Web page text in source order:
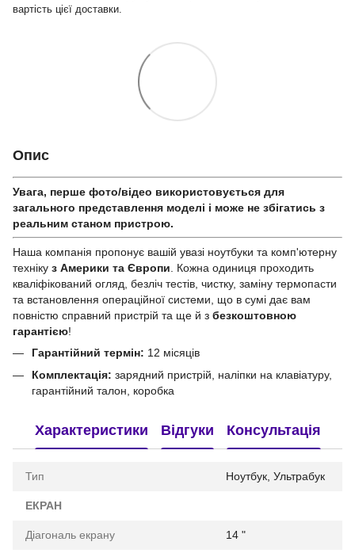
вартість цієї доставки.
Опис
Увага, перше фото/відео використовується для
загального представлення моделі і може не збігатись з
реальним станом приcтрою.
Наша компанія пропонує вашій увазі ноутбуки та комп'ютерну
техніку з Америки та Європи . Кожна одиниця проходить
кваліфікований огляд, безліч тестів, чистку, заміну термопасти
та встановлення операційної системи, що в сумі дає вам
повністю справний пристрій та ще й з безкоштовною
гарантією!
Гарантійний термін: 12 місяців
Комплектація: зарядний пристрій, наліпки на клавіатуру,
гарантійний талон, коробка
Характеристики Відгуки Консультація
Тип Ноутбук, Ультрабук
ЕКРАН
Діагональ екрану 14 "